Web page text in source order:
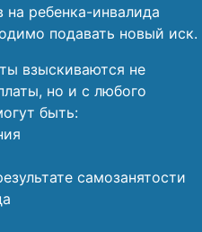
ребенка-инвалида
подавать новый иск.
взыскиваются не
но и с любого
быть:
самозанятости